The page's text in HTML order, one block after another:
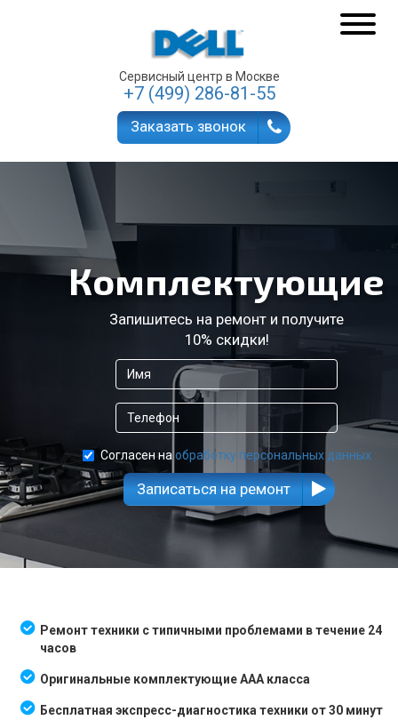
Сервисный центр в Москве
+7 (499) 286-81-55
Заказать звонок
Комплектующие
Запишитесь на ремонт и получите
10% скидки!
Согласен на обработку персональных данных
Записаться на ремонт
Ремонт техники с типичными проблемами в течение 24
часов
Оригинальные комплектующие AAA класса
Бесплатная экспресс-диагностика техники от 30 минут